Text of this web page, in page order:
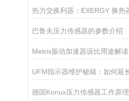
巴鲁夫压力传感器的参数介绍
Metrix振动加速器设比用途解读
德国Konux压力传感器工作原理